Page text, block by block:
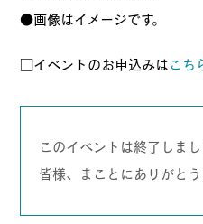
●画像はイメージです。
□イベントのお申込みは こち
このイベントは終了しま
皆様、まことにありがと